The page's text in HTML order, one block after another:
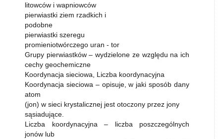
litowców i wapniowców
pierwiastki ziem rzadkich i
podobne
pierwiastki szeregu
promieniotwórczego uran - tor
Grupy pierwiastków – wydzielone ze względu na ich
cechy geochemiczne
Koordynacja sieciowa, Liczba koordynacyjna
Koordynacja sieciowa – opisuje, w jaki sposób dany
atom
(jon) w sieci krystalicznej jest otoczony przez jony
sąsiadujące.
Liczba koordynacyjna – liczba poszczególnych
jonów lub